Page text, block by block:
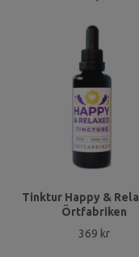
Tinktur Happy &
Örtfabriken
369 kr